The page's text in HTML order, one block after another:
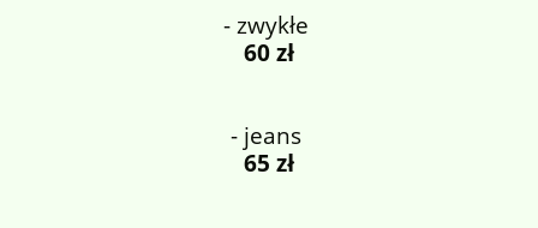
- zwykłe
60 zł
- jeans
65 zł